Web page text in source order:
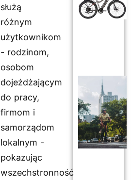
służą
różnym
użytkownikom
- rodzinom,
osobom
dojeżdżającym
do pracy,
firmom i
samorządom
lokalnym -
pokazując
wszechstronność